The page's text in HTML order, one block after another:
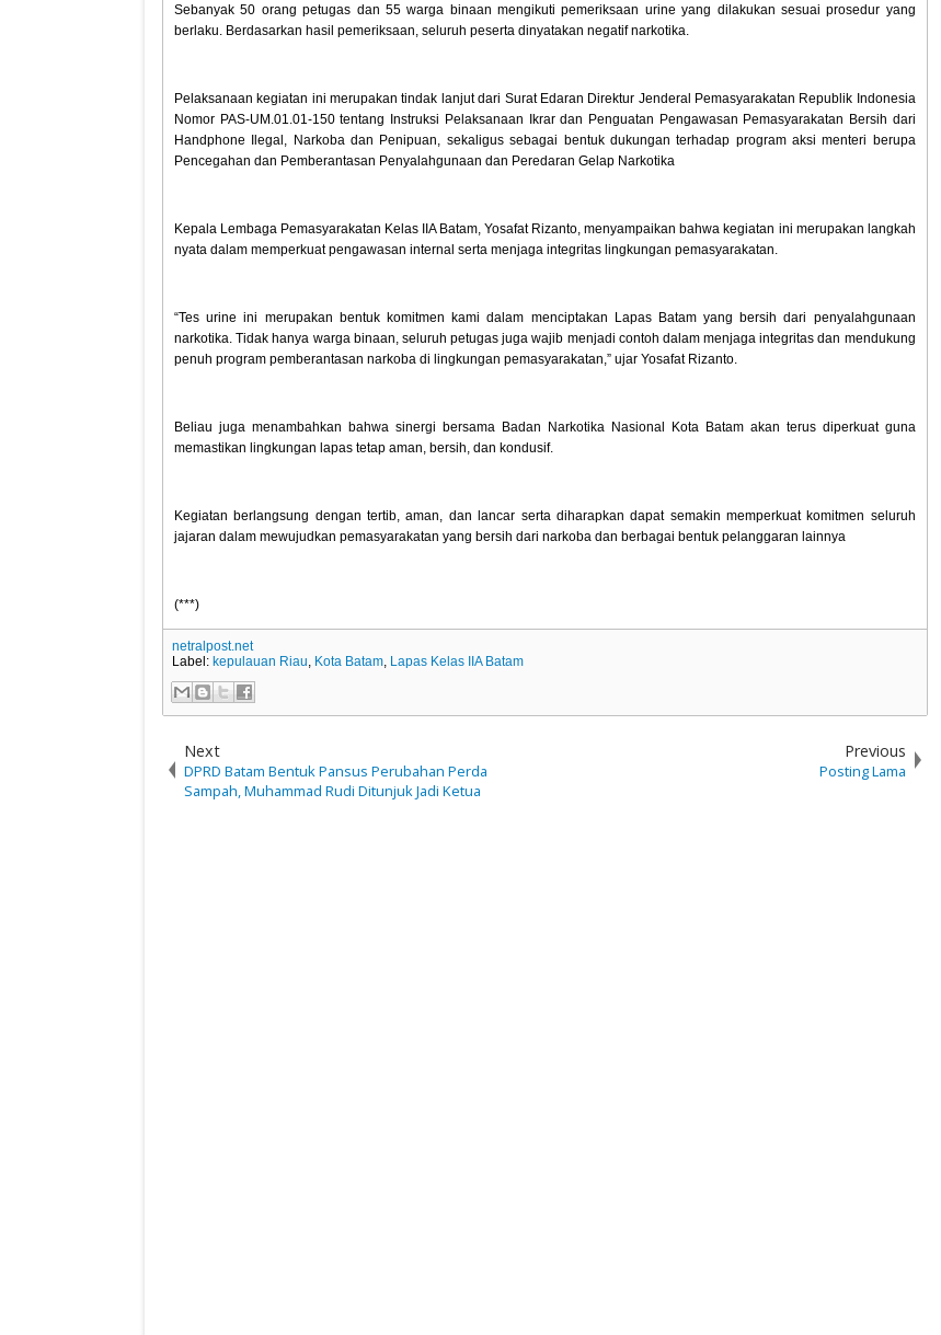
Sebanyak 50 orang petugas dan 55 warga binaan mengikuti pemeriksaan urine yang dilakukan sesuai prosedur yang
berlaku. Berdasarkan hasil pemeriksaan, seluruh peserta dinyatakan negatif narkotika.
Pelaksanaan kegiatan ini merupakan tindak lanjut dari Surat Edaran Direktur Jenderal Pemasyarakatan Republik Indonesia
Nomor PAS-UM.01.01-150 tentang Instruksi Pelaksanaan Ikrar dan Penguatan Pengawasan Pemasyarakatan Bersih dari
Handphone Ilegal, Narkoba dan Penipuan, sekaligus sebagai bentuk dukungan terhadap program aksi menteri berupa
Pencegahan dan Pemberantasan Penyalahgunaan dan Peredaran Gelap Narkotika
Kepala Lembaga Pemasyarakatan Kelas IIA Batam, Yosafat Rizanto, menyampaikan bahwa kegiatan ini merupakan langkah
nyata dalam memperkuat pengawasan internal serta menjaga integritas lingkungan pemasyarakatan.
“Tes urine ini merupakan bentuk komitmen kami dalam menciptakan Lapas Batam yang bersih dari penyalahgunaan
narkotika. Tidak hanya warga binaan, seluruh petugas juga wajib menjadi contoh dalam menjaga integritas dan mendukung
penuh program pemberantasan narkoba di lingkungan pemasyarakatan,” ujar Yosafat Rizanto.
Beliau juga menambahkan bahwa sinergi bersama Badan Narkotika Nasional Kota Batam akan terus diperkuat guna
memastikan lingkungan lapas tetap aman, bersih, dan kondusif.
Kegiatan berlangsung dengan tertib, aman, dan lancar serta diharapkan dapat semakin memperkuat komitmen seluruh
jajaran dalam mewujudkan pemasyarakatan yang bersih dari narkoba dan berbagai bentuk pelanggaran lainnya
(***)
netralpost.net
Label:kepulauan Riau, Kota Batam, Lapas Kelas IIA Batam
Next
DPRD Batam Bentuk Pansus Perubahan Perda
Sampah, Muhammad Rudi Ditunjuk Jadi Ketua
Previous
Posting Lama